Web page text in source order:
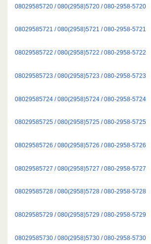
08029585720 / 080(2958)5720 / 080-2958-5720
08029585721 / 080(2958)5721 / 080-2958-5721
08029585722 / 080(2958)5722 / 080-2958-5722
08029585723 / 080(2958)5723 / 080-2958-5723
08029585724 / 080(2958)5724 / 080-2958-5724
08029585725 / 080(2958)5725 / 080-2958-5725
08029585726 / 080(2958)5726 / 080-2958-5726
08029585727 / 080(2958)5727 / 080-2958-5727
08029585728 / 080(2958)5728 / 080-2958-5728
08029585729 / 080(2958)5729 / 080-2958-5729
08029585730 / 080(2958)5730 / 080-2958-5730